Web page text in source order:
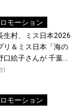
モーション
生村、ミス日本2026
リ＆ミス日本「海の
口絵子さんが 千葉県
・長生村で地引網を
モーション